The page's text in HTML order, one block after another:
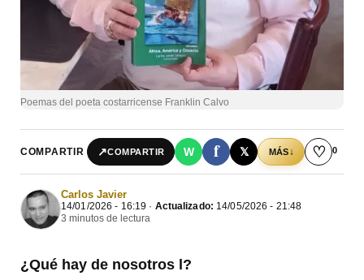
Poemas del poeta costarricense Franklin Calvo
COMPARTIR ↗COMPARTIR W f 𝕏 MÁS↓ ♡ 0
Carlos Javier
14/01/2026 - 16:19 · Actualizado: 14/05/2026 - 21:48
3 minutos de lectura
¿Qué hay de nosotros l?